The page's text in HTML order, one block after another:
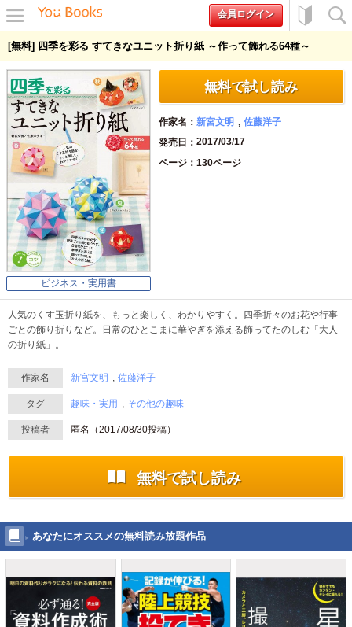
ー
会員ログイン
の方へ
[無料] 四季を彩る すてきなユニット折り紙 ～作って飾れる64種～
ビジネス・実用書
無料で試し読み
作家名 新宮文明
佐藤洋子
発売日
2017/03/17
ページ
130ページ
人気のくす玉折り紙を、もっと楽しく、わかりやすく。四季折々のお花や行事
ごとの飾り折りなど。日常のひとこまに華やぎを添える飾ってたのしむ「大人
の折り紙」。
作家名 新宮文明 佐藤洋子
タグ 趣味・実用 その他の趣味
投稿者 匿名（2017/08/30投稿）
無料で試し読み
あなたにオススメの無料読み放題作品